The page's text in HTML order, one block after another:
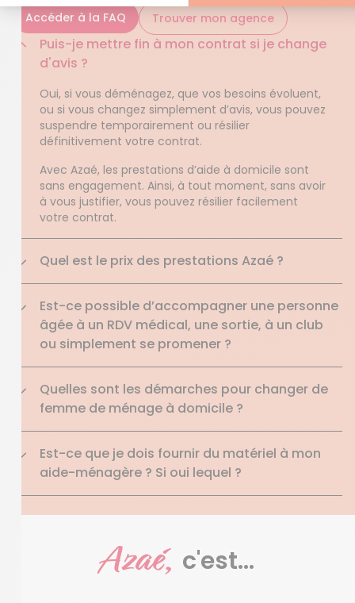
Accéder à la FAQ Trouver mon agence
Puis-je mettre fin à mon contrat si je change
d'avis ?
Oui, si vous déménagez, que vos besoins évoluent,
ou si vous changez simplement d’avis, vous pouvez
suspendre temporairement ou résilier
définitivement votre contrat.
Avec Azaé, les prestations d’aide à domicile sont
sans engagement. Ainsi, à tout moment, sans avoir
à vous justifier, vous pouvez résilier facilement
votre contrat.
Quel est le prix des prestations Azaé ?
Est-ce possible d’accompagner une personne
âgée à un RDV médical, une sortie, à un club
ou simplement se promener ?
Quelles sont les démarches pour changer de
femme de ménage à domicile ?
Est-ce que je dois fournir du matériel à mon
aide-ménagère ? Si oui lequel ?
Azaé, c'est...